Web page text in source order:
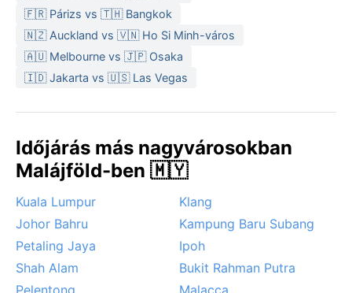
🇫🇷 Párizs vs 🇹🇭 Bangkok
🇳🇿 Auckland vs 🇻🇳 Ho Si Minh-város
🇦🇺 Melbourne vs 🇯🇵 Osaka
🇮🇩 Jakarta vs 🇺🇸 Las Vegas
Időjárás más nagyvárosokban
Malájföld-ben 🇲🇾
Kuala Lumpur
Klang
Johor Bahru
Kampung Baru Subang
Petaling Jaya
Ipoh
Shah Alam
Bukit Rahman Putra
Pelentong
Malacca